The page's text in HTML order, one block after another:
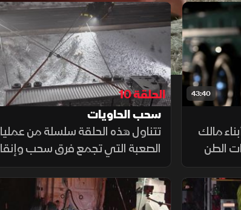
43:40
مالك
الطن
ميريت،
بمساعدة
الحلقة 10
سحب الحاويات
تتناول هذه الحلقة سلسلة من
الصعبة التي تجمع فرق سحب
بين الطرق السريعة والمجاري
جون وآندي مع كوكويهالا تاوينغ
شحن محملة بالبضائع.